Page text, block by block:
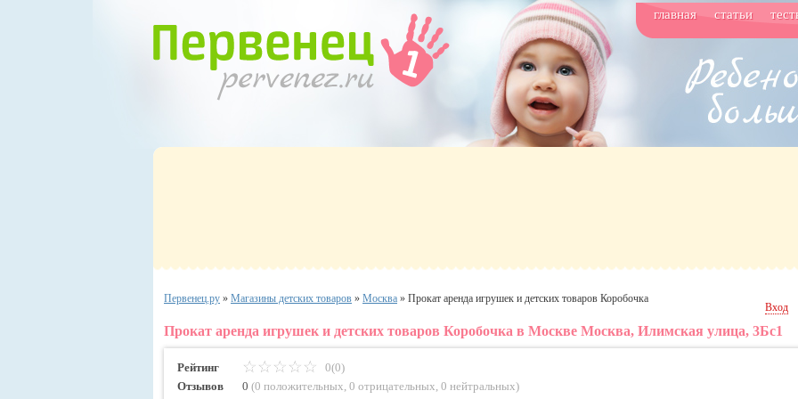
главная статьи
Первенец.ру » Магазины детских товаров » Москва » Прокат аренда игрушек и детских товаров Коробочка
Вход
Прокат аренда игрушек и детских товаров Коробочка в Москве Москва, Илимская улица, 3Бс1
Рейтинг
0(0)
Отзывов
0 (0 положительных, 0 отрицательных, 0 нейтральных)